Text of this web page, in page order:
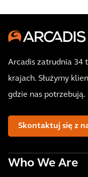
Arcadis zatrudnia 34
krajach. Służymy
gdzie nas potrzebują.
Skontaktuj się z
Who We Are